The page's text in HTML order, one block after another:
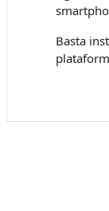
Basta